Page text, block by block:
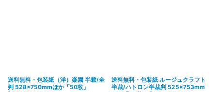
送料無料・包装紙（洋）楽園 半裁/全
判 528×750mmほか「50枚」
送料無料・包装紙 ルージュクラフト
半裁/ハトロン半裁判 525×753mm